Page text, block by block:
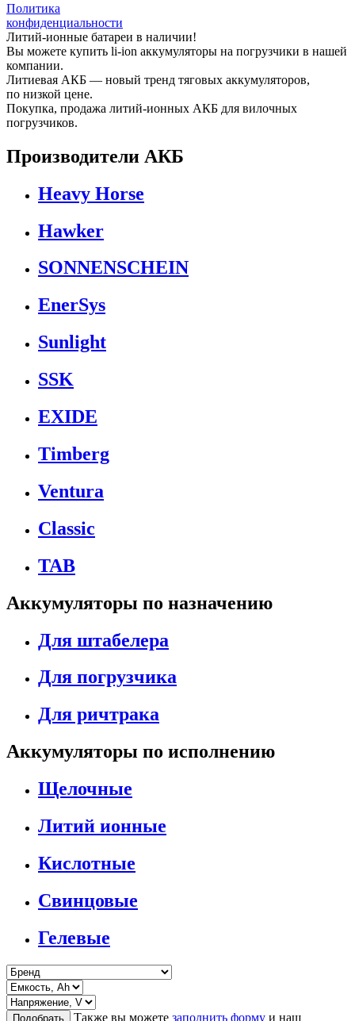
Политика
конфиденциальности
Литий-ионные батареи в наличии!
Вы можете купить li-ion аккумуляторы на погрузчики в нашей
компании.
Литиевая АКБ — новый тренд тяговых аккумуляторов,
по низкой цене.
Покупка, продажа литий-ионных АКБ для вилочных
погрузчиков.
Производители АКБ
Heavy Horse
Hawker
SONNENSCHEIN
EnerSys
Sunlight
SSK
EXIDE
Timberg
Ventura
Classic
TAB
Аккумуляторы по назначению
Для штабелера
Для погрузчика
Для ричтрака
Аккумуляторы по исполнению
Щелочные
Литий ионные
Кислотные
Свинцовые
Гелевые
Подобрать Также вы можете заполнить форму и наш